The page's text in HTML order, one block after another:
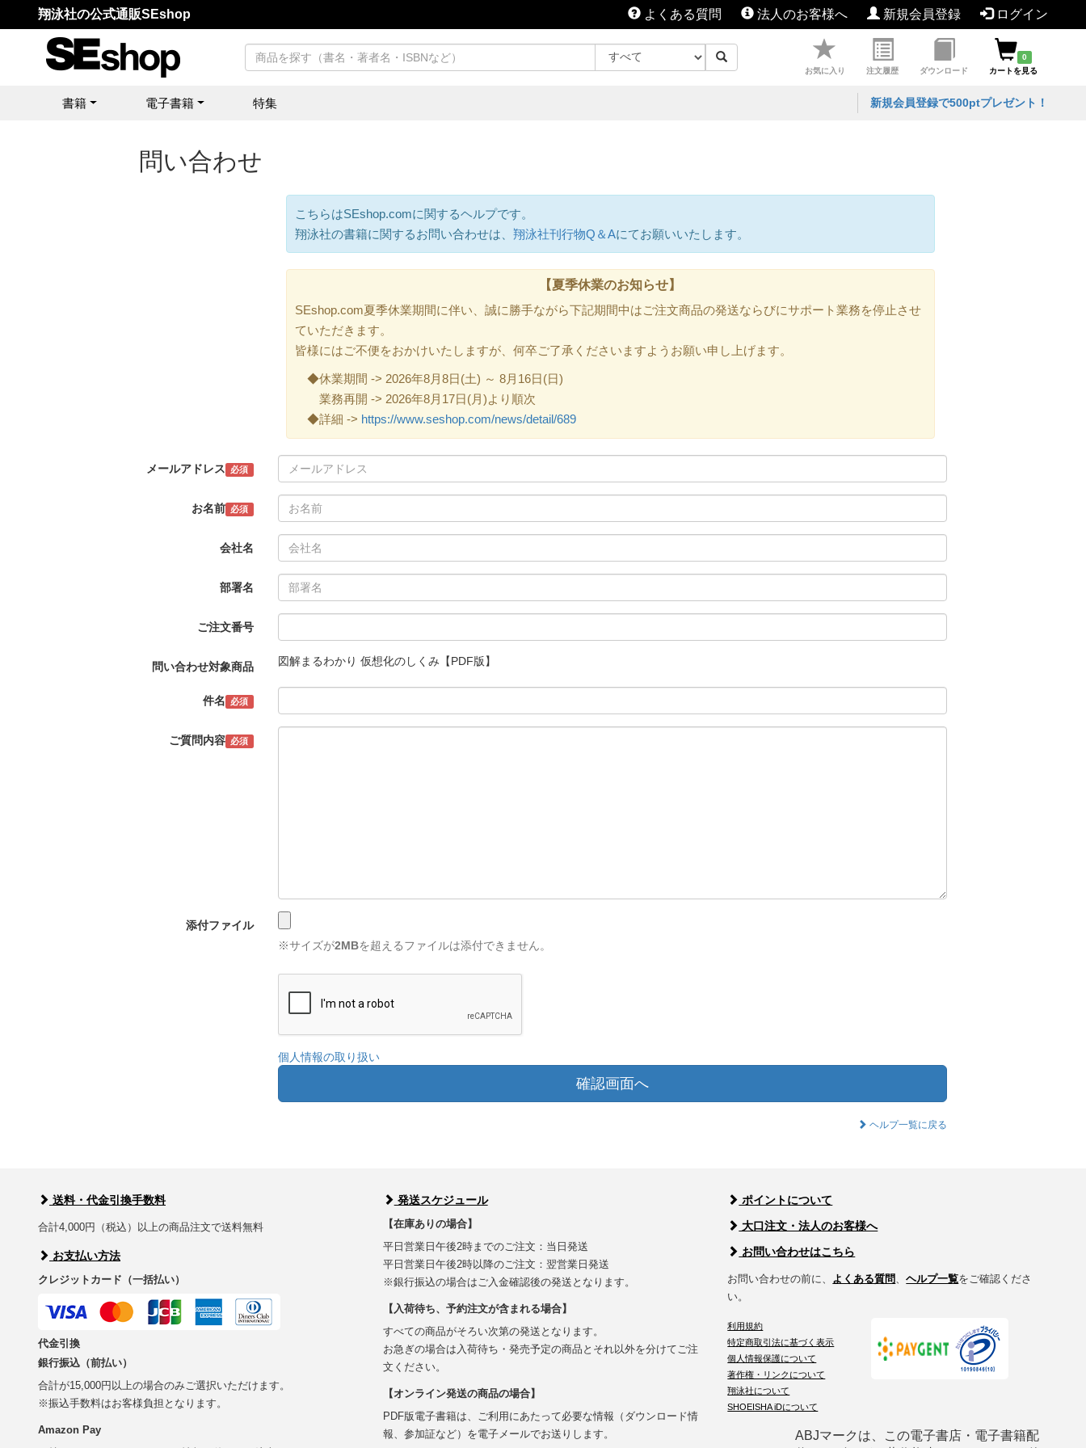
翔泳社の公式通販SEshop よくある質問 法人のお客様へ 新規会員登録 ログイン
お気に入り 注文履歴 ダウンロード
0
カートを見る
書籍 電子書籍 特集 新規会員登録で500ptプレゼント！
問い合わせ
こちらはSEshop.comに関するヘルプです。
翔泳社の書籍に関するお問い合わせは、 翔泳社刊行物Q＆Aにてお願いいたします。
【夏季休業のお知らせ】
SEshop.com夏季休業期間に伴い、誠に勝手ながら下記期間中はご注文商品の発送ならびにサポート業務を停止させ
ていただきます。
皆様にはご不便をおかけいたしますが、何卒ご了承くださいますようお願い申し上げます。
◆休業期間 -> 2026年8月8日(土) ～ 8月16日(日)
業務再開 -> 2026年8月17日(月)より順次
◆詳細 -> https://www.seshop.com/news/detail/689
メールアドレス 必須
お名前 必須
会社名
部署名
ご注文番号
問い合わせ対象商品 図解まるわかり 仮想化のしくみ【PDF版】
件名 必須
ご質問内容 必須
添付ファイル
※サイズが2MBを超えるファイルは添付できません。
個人情報の取り扱い
確認画面へ
ヘルプ一覧に戻る
送料・代金引換手数料
合計4,000円（税込）以上の商品注文で送料無料
お支払い方法
クレジットカード（一括払い）
代金引換
銀行振込（前払い）
合計が15,000円以上の場合のみご選択いただけます。
※振込手数料はお客様負担となります。
Amazon Pay
発送スケジュール
【在庫ありの場合】
平日営業日午後2時までのご注文：当日発送
平日営業日午後2時以降のご注文：翌営業日発送
※銀行振込の場合はご入金確認後の発送となります。
【入荷待ち、予約注文が含まれる場合】
すべての商品がそろい次第の発送となります。
お急ぎの場合は入荷待ち・発売予定の商品とそれ以外を分けてご注
文ください。
【オンライン発送の商品の場合】
PDF版電子書籍は、ご利用にあたって必要な情報（ダウンロード情
報、参加証など）を電子メールでお送りします。
ポイントについて
大口注文・法人のお客様へ
お問い合わせはこちら
お問い合わせの前に、 よくある質問、ヘルプ一覧をご確認くださ
い。
利用規約
特定商取引法に基づく表示
個人情報保護について
著作権・リンクについて
翔泳社について
SHOEISHA iDについて
ABJマークは、この電子書店・電子書籍配